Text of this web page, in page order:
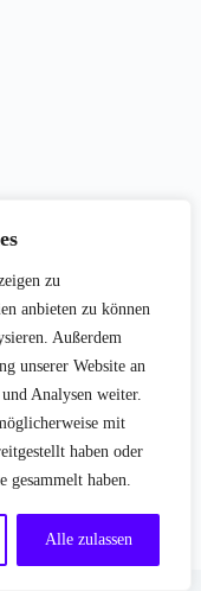
zu
anbieten zu können
Außerdem
unserer Website an
Analysen weiter.
mit
haben oder
gesammelt haben.
Alle zulassen